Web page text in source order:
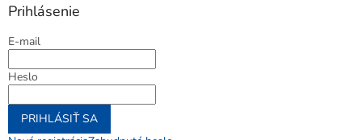
Prihlásenie
E-mail
Heslo
PRIHLÁSIŤ SA